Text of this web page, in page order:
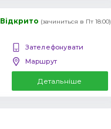
Відкрито (зачиниться в Пт 18:00)
Зателефонувати
Маршрут
Детальніше